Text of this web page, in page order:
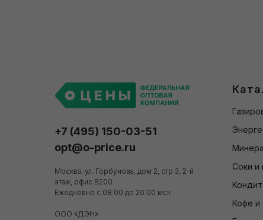
+7 (495) 150-03-51
opt@o-price.ru
Москва, ул. Горбунова, дом 2, стр 3, 2-й
этаж, офис В200
Ежедневно с 08:00 до 20:00 мск
ООО «ДЭН»
Соки и
Кофе и